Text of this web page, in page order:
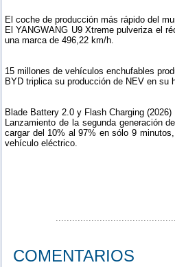
El coche de producción más rápido del
El YANGWANG U9 Xtreme pulveriza el
una marca de 496,22 km/h.
15 millones de vehículos enchufables
BYD triplica su producción de NEV en su
Blade Battery 2.0 y Flash Charging (2026)
Lanzamiento de la segunda generación
cargar del 10% al 97% en sólo 9
vehículo eléctrico.
COMENTARIOS